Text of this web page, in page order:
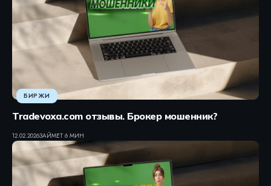
БИРЖИ
Tradevoxa.com отзывы. Брокер мошенник?
12.02.2026ЗАЙМЕТ 6 МИН